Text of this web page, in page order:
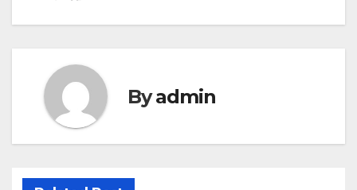
Byadmin